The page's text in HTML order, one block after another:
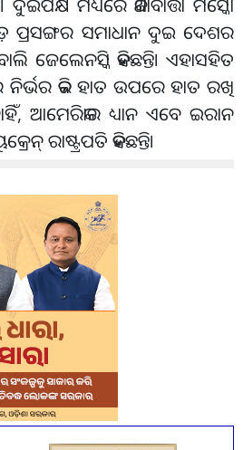
ମଧ୍ୟରେ କଥାବାର୍ତ୍ତା ମସ୍କୋ
ପ୍ରସଙ୍ଗର ସମାଧାନ ଦୁଇ ଦେଶର
ଜେଲେନସ୍କି କହିଛନ୍ତି। ଏହାସହିତ
ନିର୍ଭର କରି ହାତ ଉପରେ ହାତ ରଖି
ଆମେରିକାର ଧ୍ୟାନ ଏବେ ଇରାନ
ରାଷ୍ଟ୍ରପତି କହିଛନ୍ତି।